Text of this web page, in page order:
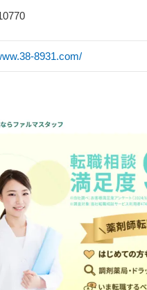
ついて
8931.com/